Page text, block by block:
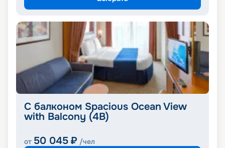
С балконом Spacious Ocean View
with Balcony (4B)
от 50 045 ₽ /чел